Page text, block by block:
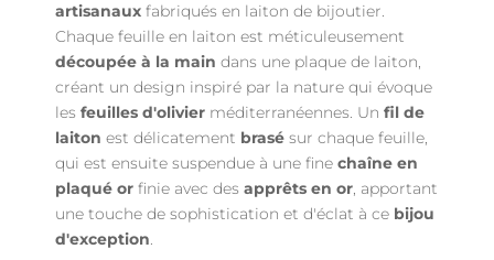
artisanauxfabriqués en laiton de bijoutier.
Chaque feuille en laiton est méticuleusement
découpée à la main dans une plaque de laiton,
créant un design inspiré par la nature qui évoque
les feuilles d'olivierméditerranéennes. Un fil de
laiton est délicatement brasésur chaque feuille,
qui est ensuite suspendue à une fine chaîne en
plaqué orfinie avec des apprêts en or, apportant
une touche de sophistication et d'éclat à ce bijou
d'exception.